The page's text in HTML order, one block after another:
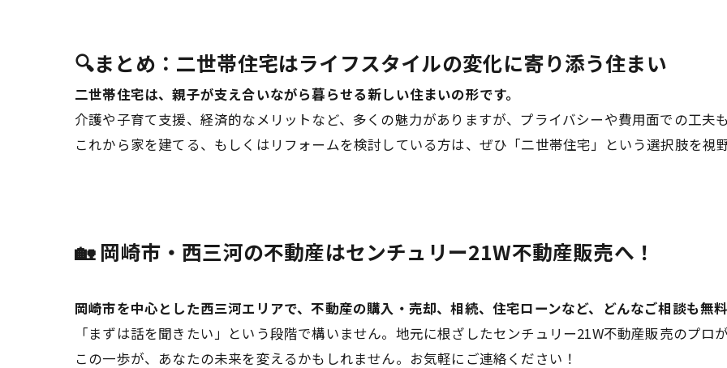
🔍まとめ：二世帯住宅はライフスタイルの変化に寄り添う住まい
二世帯住宅は、親子が支え合いながら暮らせる新しい住まいの形です。
介護や子育て支援、経済的なメリットなど、多くの魅力がありますが、プライバシーや費用面での工夫も
これから家を建てる、もしくはリフォームを検討している方は、ぜひ「二世帯住宅」という選択肢を視
🏡 岡崎市・西三河の不動産はセンチュリー21W不動産販売へ！
岡崎市を中心とした西三河エリアで、不動産の購入・売却、相続、住宅ローンなど、どんなご相談も無料
「まずは話を聞きたい」という段階で構いません。地元に根ざしたセンチュリー21W不動産販売のプロ
この一歩が、あなたの未来を変えるかもしれません。お気軽にご連絡ください！